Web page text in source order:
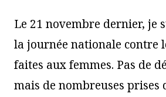
Le 21 novembre dernier, je
la journée nationale contre
faites aux femmes. Pas de
mais de nombreuses prises